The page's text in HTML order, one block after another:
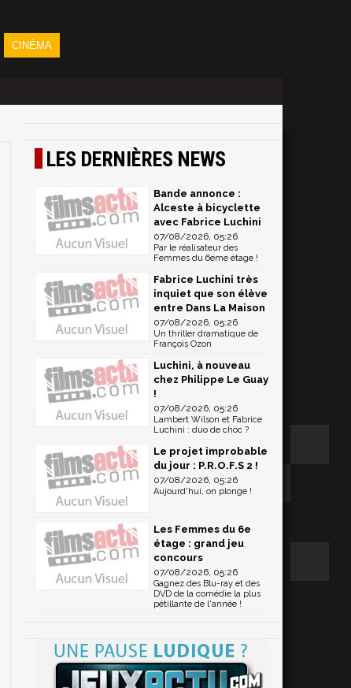
CINÉMA
LES DERNIÈRES NEWS
Bande annonce :
Alceste à bicyclette
avec Fabrice Luchini
07/08/2026, 05:26
Par le réalisateur des
Femmes du 6eme étage !
Fabrice Luchini très
inquiet que son élève
entre Dans La Maison
07/08/2026, 05:26
Un thriller dramatique de
François Ozon
Luchini, à nouveau
chez Philippe Le Guay
!
07/08/2026, 05:26
Lambert Wilson et Fabrice
Luchini : duo de choc ?
Le projet improbable
du jour : P.R.O.F.S 2 !
07/08/2026, 05:26
Aujourd'hui, on plonge !
Les Femmes du 6e
étage : grand jeu
concours
07/08/2026, 05:26
Gagnez des Blu-ray et des
DVD de la comédie la plus
pétillante de l'année !